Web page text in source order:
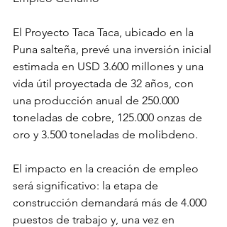
El Proyecto Taca Taca, ubicado en la
Puna salteña, prevé una inversión inicial
estimada en USD 3.600 millones y una
vida útil proyectada de 32 años, con
una producción anual de 250.000
toneladas de cobre, 125.000 onzas de
oro y 3.500 toneladas de molibdeno.
El impacto en la creación de empleo
será significativo: la etapa de
construcción demandará más de 4.000
puestos de trabajo y, una vez en